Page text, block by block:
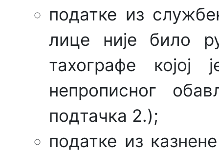
податке из
лице није било
тахографе којој
непрописног
подтачка 2.);
податке из